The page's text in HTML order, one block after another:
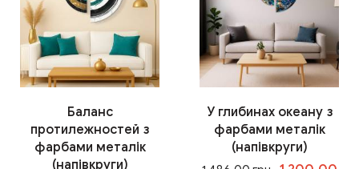
Баланс
протилежностей з
фарбами металік
(напівкруги)
У глибинах океану з
фарбами металік
(напівкруги)